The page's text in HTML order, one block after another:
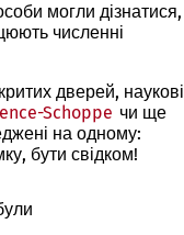
могли дізнатися,
численні
дверей, наукові
Schoppe чи ще
на одному:
бути свідком!